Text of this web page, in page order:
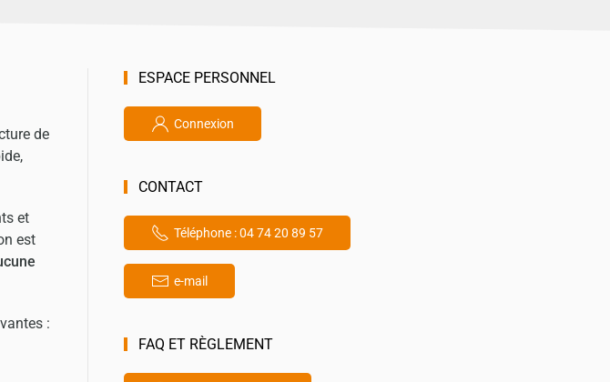
de
et
est
:
ESPACE PERSONNEL
Connexion
CONTACT
Téléphone : 04 74 20 89 57
e-mail
FAQ ET RÈGLEMENT